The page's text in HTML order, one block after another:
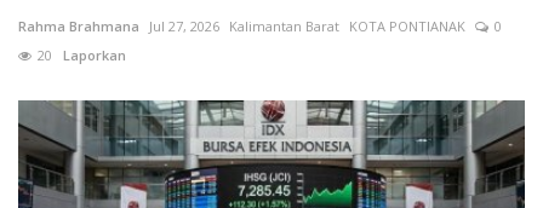
Rahma Brahmana Jul 27, 2026 Kalimantan Barat KOTA PONTIANAK
0
20 Laporkan